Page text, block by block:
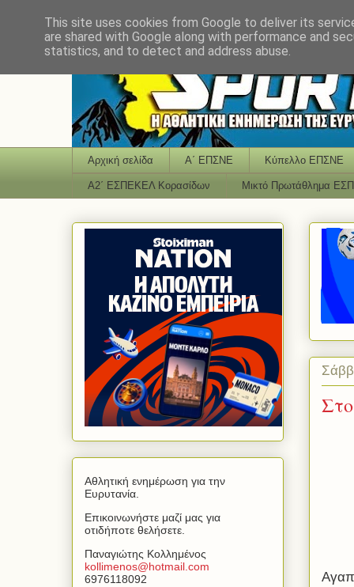
Αρχική σελίδα Α΄ ΕΠΣΝΕ Κύπελλο ΕΠΣΝΕ
Α2΄ ΕΣΠΕΚΕΛ Κορασίδων Μικτό Πρωτάθλημα
Αθλητική ενημέρωση για την
Ευρυτανία.
Επικοινωνήστε μαζί μας για
οτιδήποτε θελήσετε.
Παναγιώτης Κολλημένος
kollimenos@hotmail com
6976118092
This site uses cookies from Google to deliver its
are shared with Google along with performance and
statistics, and to detect and address abuse.